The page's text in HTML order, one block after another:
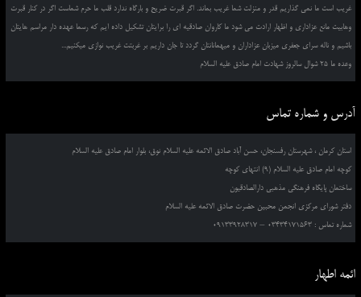
غریب است ما نمی گذاریم قدر و منزلت شما غریب بماند. اگر قبرت ضریح و بارگاه ندارد قلب ما حرم شماست اگر در کنار قبرت
وهابیت مانع عزاداری و اظهار ارادت می شود ما کاروان صادقیه ای را برایتان تشکیل داده ایم که رسما عهده دار مراسم هایتان
باشیم و ناله سرای جعفری میزبان عزاداران و میهمانانتان گردد تا جان داریم بر غربتت غریب نوازی میکنیم...
وعده ما 25 شوال سالروز شهادت امام صادق علیه السلام
آدرس و شماره تماس
استان کرمان ، شهرستان رفسنجان، حسن آباد صادق الائمه علیه السلام نوق، بلوار امام صادق علیه السلام
کوچه امام صادق علیه السلام (9) انتهای کوچه
ساختمان پایگاه فرهنگی مذهبی دارالصادقیون
دفتر شورای مرکزی انجمن محبین حضرت صادق الائمه علیه السلام
شماره تماس : 03434171563 – 09133928317
ائمه اطهار